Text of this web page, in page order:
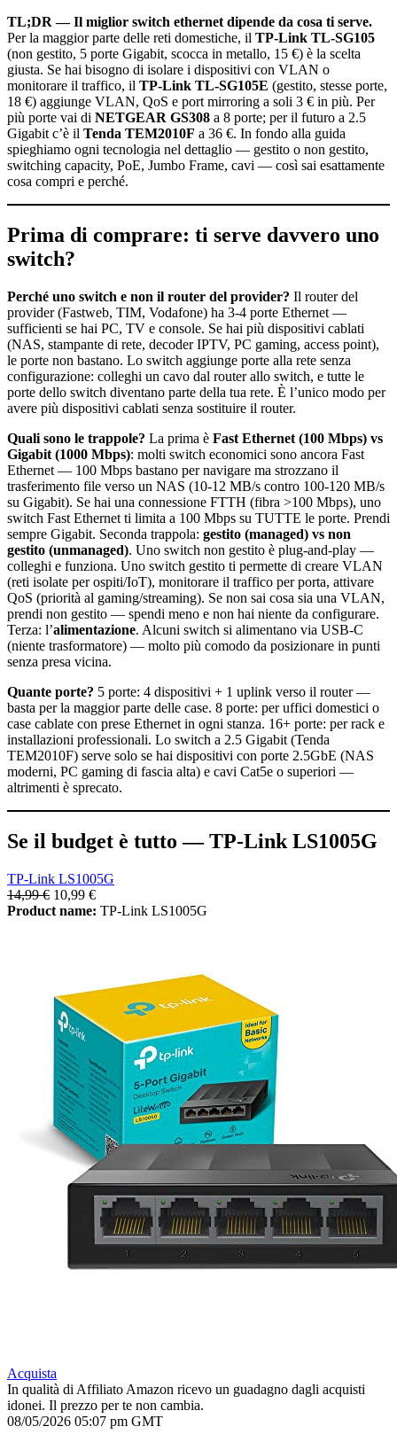
TL;DR — Il miglior switch ethernet dipende da cosa ti serve.
Per la maggior parte delle reti domestiche, il TP-Link TL-SG105
(non gestito, 5 porte Gigabit, scocca in metallo, 15 €) è la scelta
giusta. Se hai bisogno di isolare i dispositivi con VLAN o
monitorare il traffico, il TP-Link TL-SG105E (gestito, stesse porte,
18 €) aggiunge VLAN, QoS e port mirroring a soli 3 € in più. Per
più porte vai di NETGEAR GS308 a 8 porte; per il futuro a 2.5
Gigabit c’è il Tenda TEM2010F a 36 €. In fondo alla guida
spieghiamo ogni tecnologia nel dettaglio — gestito o non gestito,
switching capacity, PoE, Jumbo Frame, cavi — così sai esattamente
cosa compri e perché.
Prima di comprare: ti serve davvero uno
switch?
Perché uno switch e non il router del provider? Il router del
provider (Fastweb, TIM, Vodafone) ha 3-4 porte Ethernet —
sufficienti se hai PC, TV e console. Se hai più dispositivi cablati
(NAS, stampante di rete, decoder IPTV, PC gaming, access point),
le porte non bastano. Lo switch aggiunge porte alla rete senza
configurazione: colleghi un cavo dal router allo switch, e tutte le
porte dello switch diventano parte della tua rete. È l’unico modo per
avere più dispositivi cablati senza sostituire il router.
Quali sono le trappole? La prima è Fast Ethernet (100 Mbps) vs
Gigabit (1000 Mbps): molti switch economici sono ancora Fast
Ethernet — 100 Mbps bastano per navigare ma strozzano il
trasferimento file verso un NAS (10-12 MB/s contro 100-120 MB/s
su Gigabit). Se hai una connessione FTTH (fibra >100 Mbps), uno
switch Fast Ethernet ti limita a 100 Mbps su TUTTE le porte. Prendi
sempre Gigabit. Seconda trappola: gestito (managed) vs non
gestito (unmanaged). Uno switch non gestito è plug-and-play —
colleghi e funziona. Uno switch gestito ti permette di creare VLAN
(reti isolate per ospiti/IoT), monitorare il traffico per porta, attivare
QoS (priorità al gaming/streaming). Se non sai cosa sia una VLAN,
prendi non gestito — spendi meno e non hai niente da configurare.
Terza: l’alimentazione. Alcuni switch si alimentano via USB-C
(niente trasformatore) — molto più comodo da posizionare in punti
senza presa vicina.
Quante porte? 5 porte: 4 dispositivi + 1 uplink verso il router —
basta per la maggior parte delle case. 8 porte: per uffici domestici o
case cablate con prese Ethernet in ogni stanza. 16+ porte: per rack e
installazioni professionali. Lo switch a 2.5 Gigabit (Tenda
TEM2010F) serve solo se hai dispositivi con porte 2.5GbE (NAS
moderni, PC gaming di fascia alta) e cavi Cat5e o superiori —
altrimenti è sprecato.
Se il budget è tutto — TP-Link LS1005G
TP-Link LS1005G
14,99 € 10,99 €
Product name: TP-Link LS1005G
Acquista
In qualità di Affiliato Amazon ricevo un guadagno dagli acquisti
idonei. Il prezzo per te non cambia.
08/05/2026 05:07 pm GMT